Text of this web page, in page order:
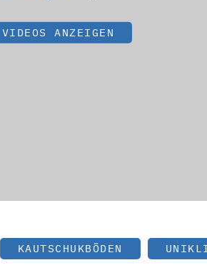
VIDEOS ANZEIGEN
KAUTSCHUKBÖDEN